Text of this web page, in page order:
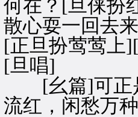
何在？[旦俫扮
散心耍一回去
[正旦扮莺莺上
[旦唱]
[幺篇]可正是
流红，闲愁万